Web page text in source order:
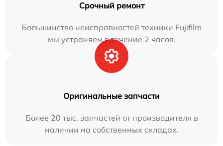
Срочный ремонт
Большинство неисправностей техники Fujifilm
мы устраняем в течение 2 часов.
Оригинальные запчасти
Более 20 тыс. запчастей от производителя в
наличии на собственных складах.